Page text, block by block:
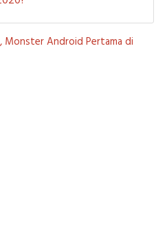
Monster Android Pertama di